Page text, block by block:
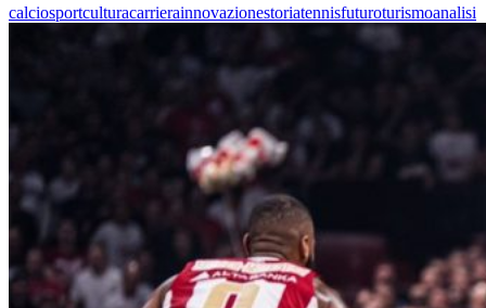
calciosportculturacarrierainnovazionestoriatennisfuturoturismoanalisi